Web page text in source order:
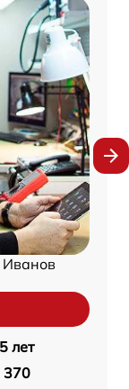
Иванов
5 лет
370